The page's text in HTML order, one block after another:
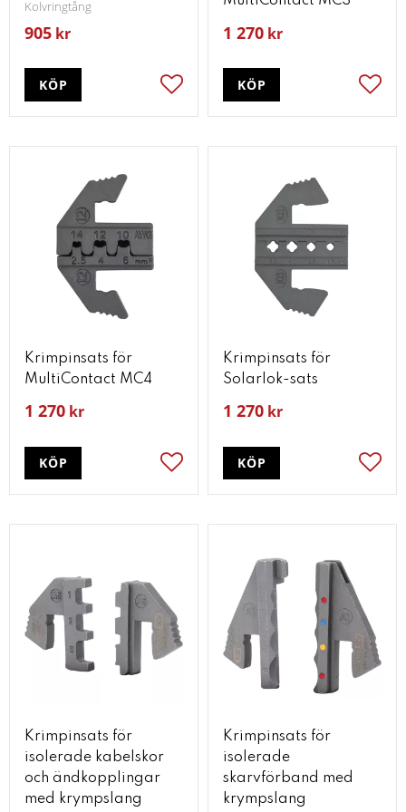
Kolvringtång
905 kr
Lägg till i favoriter
KÖP
1 270 kr
KÖP
Krimpinsats för
MultiContact MC4
1 270 kr
Lägg till i favoriter
KÖP
Krimpinsats för
Solarlok-sats
1 270 kr
KÖP
Krimpinsats för
isolerade kabelskor
och ändkopplingar
med krympslang
Krimpinsats för
isolerade
skarvförband med
krympslang